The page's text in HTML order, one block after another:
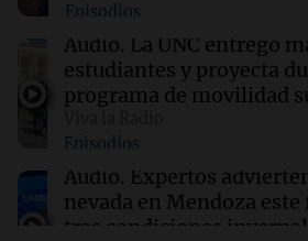
16:58 Mundo
Comienza ensayo de
cáncer de colon antes de su
El sistema Lince permitió
“Pescado”, prófugo ligado a
“Lichi” Romero
Episodios
Audio. La UNC entregó
estudiantes y proyecta
programa de movilidad
Episodios
Audio. Expertos
nevada en Mendoza este
tras condiciones